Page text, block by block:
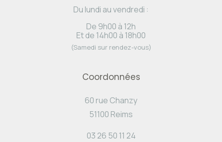
Du lundi au vendredi :
De 9h00 à 12h
Et de 14h00 à 18h00
(Samedi sur rendez-vous)
Coordonnées
60 rue Chanzy
51100 Reims
03 26 50 11 24